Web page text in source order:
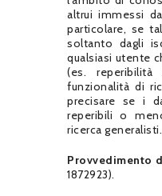
altrui immessi
particolare, se
soltanto dagli
qualsiasi utente
(es.
funzionalità di
precisare se i
reperibili o
ricerca generalisti.
Provvedimento
1872923).